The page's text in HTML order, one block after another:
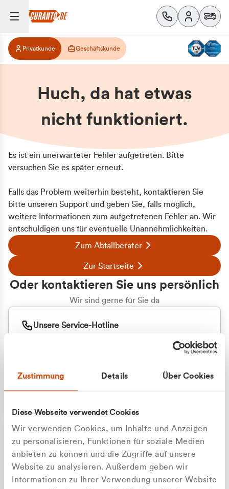
Zustimmung Details Über Cookies
Diese Webseite verwendet Cookies
Wir verwenden Cookies, um Inhalte und Anzeigen
zu personalisieren, Funktionen für soziale Medien
anbieten zu können und die Zugriffe auf unsere
Website zu analysieren. Außerdem geben wir
Informationen zu Ihrer Verwendung unserer Website
Privatkunde Geschäftskunde
Huch, da hat etwas
nicht funktioniert.
Es ist ein unerwarteter Fehler aufgetreten. Bitte
versuchen Sie es später erneut.
Falls das Problem weiterhin besteht, kontaktieren Sie
bitte unseren Support und geben Sie, falls möglich,
weitere Informationen zum aufgetretenen Fehler an. Wir
entschuldigen uns für eventuelle Unannehmlichkeiten.
Zum Abfallberater
Zur Startseite
Oder kontaktieren Sie uns persönlich
Wir sind gerne für Sie da
Unsere Service-Hotline
+49 177 8376058